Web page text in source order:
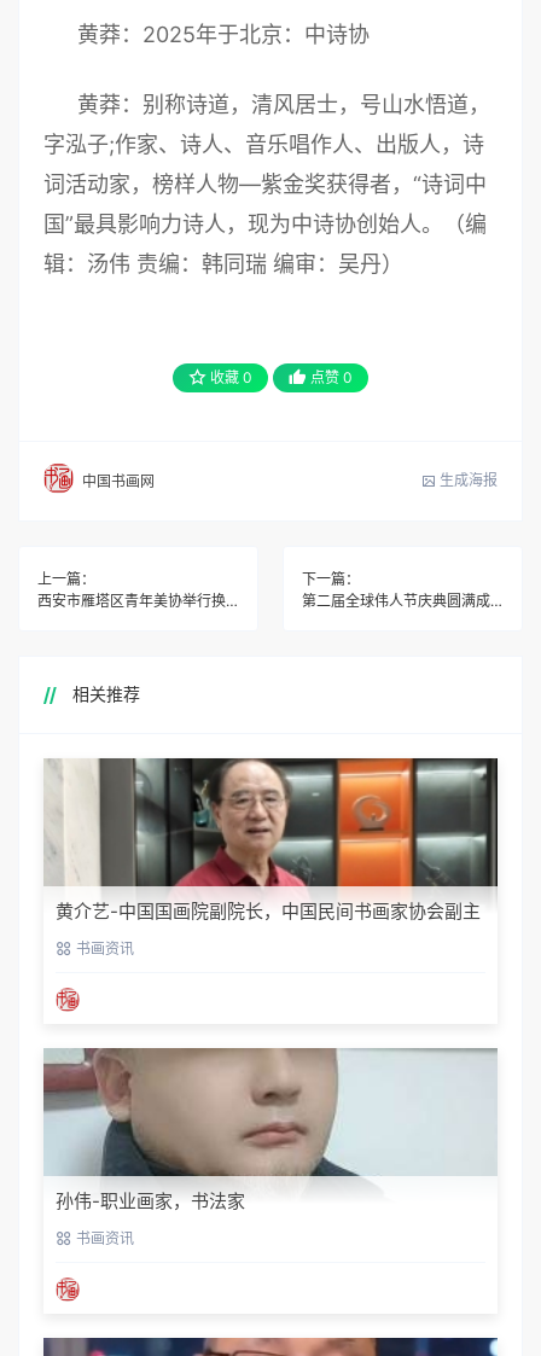
黄莽：2025年于北京：中诗协
黄莽：别称诗道，清风居士，号山水悟道，
字泓子;作家、诗人、音乐唱作人、出版人，诗
词活动家，榜样人物—紫金奖获得者，“诗词中
国”最具影响力诗人，现为中诗协创始人。
（编
辑：汤伟 责编：韩同瑞 编审：吴丹）
收藏 0 点赞 0
中国书画网 生成海报
上一篇：
西安市雁塔区青年美协举行换届
下一篇：
第二届全球伟人节庆典圆满成功
相关推荐
黄介艺-中国国画院副院长，中国民间书画家协会副主
席 书画资讯
孙伟-职业画家，书法家
书画资讯